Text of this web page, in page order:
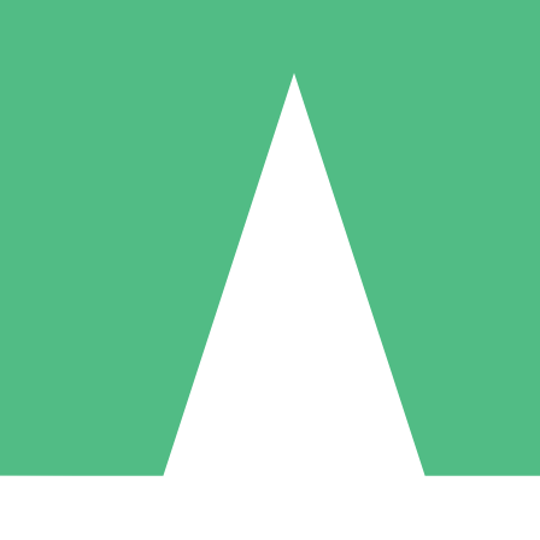
Individuella Kreditpaket
per användning med nedladdningskrediter. Inget månatligt åtagande
5 Nedladdningar
US$